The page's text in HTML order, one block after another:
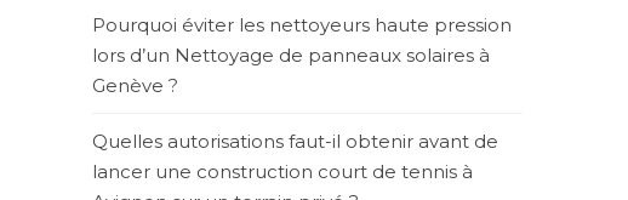
Pourquoi éviter les nettoyeurs haute pression
lors d’un Nettoyage de panneaux solaires à
Genève ?
Quelles autorisations faut-il obtenir avant de
lancer une construction court de tennis à